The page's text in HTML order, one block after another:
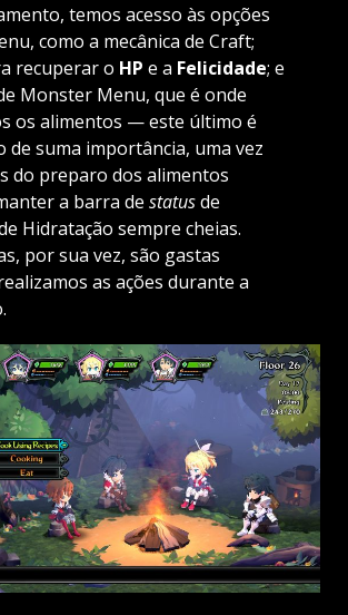
temos acesso às opções
como a mecânica de Craft;
recuperar o HP e a Felicidade; e
Monster Menu, que é onde
os alimentos — este último é
de suma importância, uma vez
do preparo dos alimentos
a barra de statusde
Hidratação sempre cheias.
por sua vez, são gastas
as ações durante a